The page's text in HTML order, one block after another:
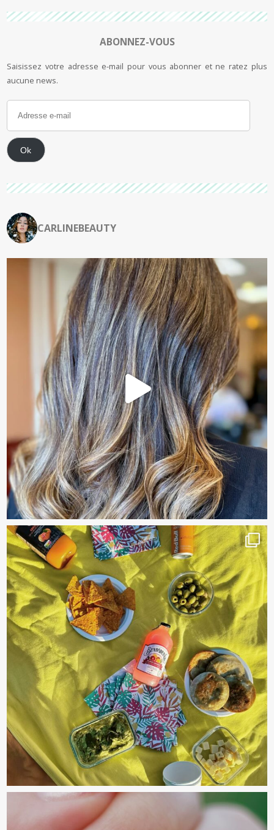
ABONNEZ-VOUS
Saisissez votre adresse e-mail pour vous abonner et ne ratez plus
aucune news.
Ok
CARLINEBEAUTY